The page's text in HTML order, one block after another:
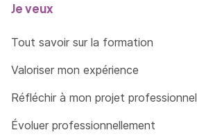
Je veux
Tout savoir sur la formation
Valoriser mon expérience
Réfléchir à mon projet professionnel
Évoluer professionnellement